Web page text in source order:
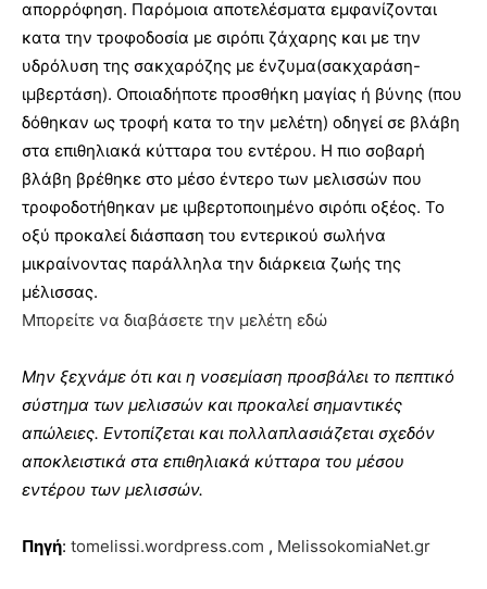
απορρόφηση. Παρόμοια αποτελέσματα εμφανίζονται
κατα την τροφοδοσία με σιρόπι ζάχαρης και με την
υδρόλυση της σακχαρόζης με ένζυμα(σακχαράση-
ιμβερτάση). Οποιαδήποτε προσθήκη μαγίας ή βύνης (που
δόθηκαν ως τροφή κατα το την μελέτη) οδηγεί σε βλάβη
στα επιθηλιακά κύτταρα του εντέρου. Η πιο σοβαρή
βλάβη βρέθηκε στο μέσο έντερο των μελισσών που
τροφοδοτήθηκαν με ιμβερτοποιημένο σιρόπι οξέος. Το
οξύ προκαλεί διάσπαση του εντερικού σωλήνα
μικραίνοντας παράλληλα την διάρκεια ζωής της
μέλισσας.
Μπορείτε να διαβάσετε την μελέτη εδώ
Μην ξεχνάμε ότι και η νοσεμίαση προσβάλει το πεπτικό
σύστημα των μελισσών και προκαλεί σημαντικές
απώλειες. Εντοπίζεται και πολλαπλασιάζεται σχεδόν
αποκλειστικά στα επιθηλιακά κύτταρα του μέσου
εντέρου των μελισσών.
Πηγή: tomelissi.wordpress.com , MelissokomiaNet.gr